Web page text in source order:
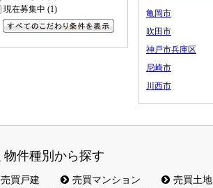
現在募集中 (1) 亀岡市
吹田市
神戸市兵庫区
尼崎市
川西市
物件種別から探す
売買戸建 売買マンション 売買土地